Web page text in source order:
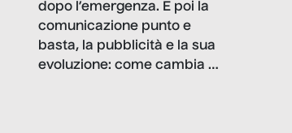
dopo l’emergenza. E poi la
comunicazione punto e
basta, la pubblicità e la sua
evoluzione: come cambia il